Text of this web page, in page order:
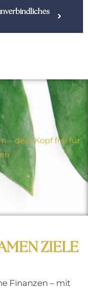
– dein Kopf frei für
ZIELE
Finanzen – mit